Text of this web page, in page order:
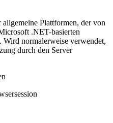
Plattformen, der von
.NET-basierten
Wird normalerweise verwendet,
durch den Server